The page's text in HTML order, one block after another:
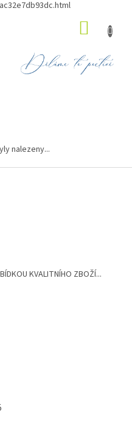
nalezeny...
KVALITNÍHO ZBOŽÍ...